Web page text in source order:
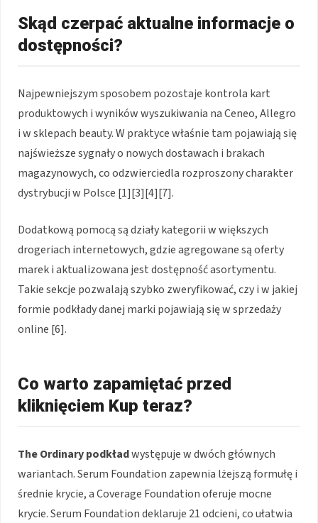
Skąd czerpać aktualne informacje o
dostępności?
Najpewniejszym sposobem pozostaje kontrola kart
produktowych i wyników wyszukiwania na Ceneo, Allegro
i w sklepach beauty. W praktyce właśnie tam pojawiają się
najświeższe sygnały o nowych dostawach i brakach
magazynowych, co odzwierciedla rozproszony charakter
dystrybucji w Polsce [1][3][4][7].
Dodatkową pomocą są działy kategorii w większych
drogeriach internetowych, gdzie agregowane są oferty
marek i aktualizowana jest dostępność asortymentu.
Takie sekcje pozwalają szybko zweryfikować, czy i w jakiej
formie podkłady danej marki pojawiają się w sprzedaży
online [6].
Co warto zapamiętać przed
kliknięciem Kup teraz?
The Ordinary podkładwystępuje w dwóch głównych
wariantach. Serum Foundation zapewnia lżejszą formułę i
średnie krycie, a Coverage Foundation oferuje mocne
krycie. Serum Foundation deklaruje 21 odcieni, co ułatwia